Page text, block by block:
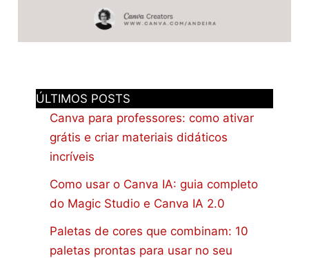
ÚLTIMOS POSTS
Canva para professores: como ativar
grátis e criar materiais didáticos
incríveis
Como usar o Canva IA: guia completo
do Magic Studio e Canva IA 2.0
Paletas de cores que combinam: 10
paletas prontas para usar no seu